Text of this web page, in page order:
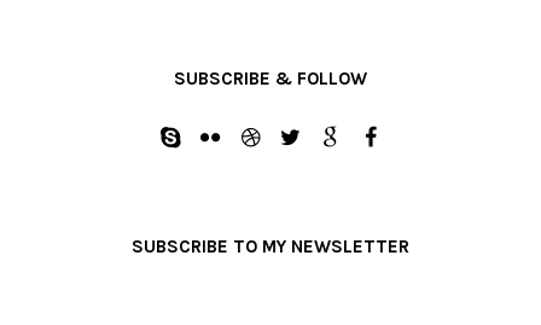
SUBSCRIBE & FOLLOW
SUBSCRIBE TO MY NEWSLETTER